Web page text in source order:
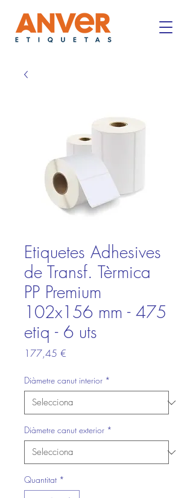
Etiquetes Adhesives
de Transf. Tèrmica
PP Premium
102x156 mm - 475
etiq - 6 uts
177,45 €
Diàmetre canut interior *
Diàmetre canut exterior *
Quantitat *